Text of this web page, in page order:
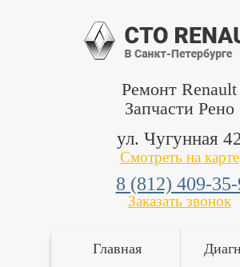
Ремонт Renault
Запчасти Рено
ул. Чугунная
Смотреть на карте
8 (812) 409-
Заказать звонок
Главная